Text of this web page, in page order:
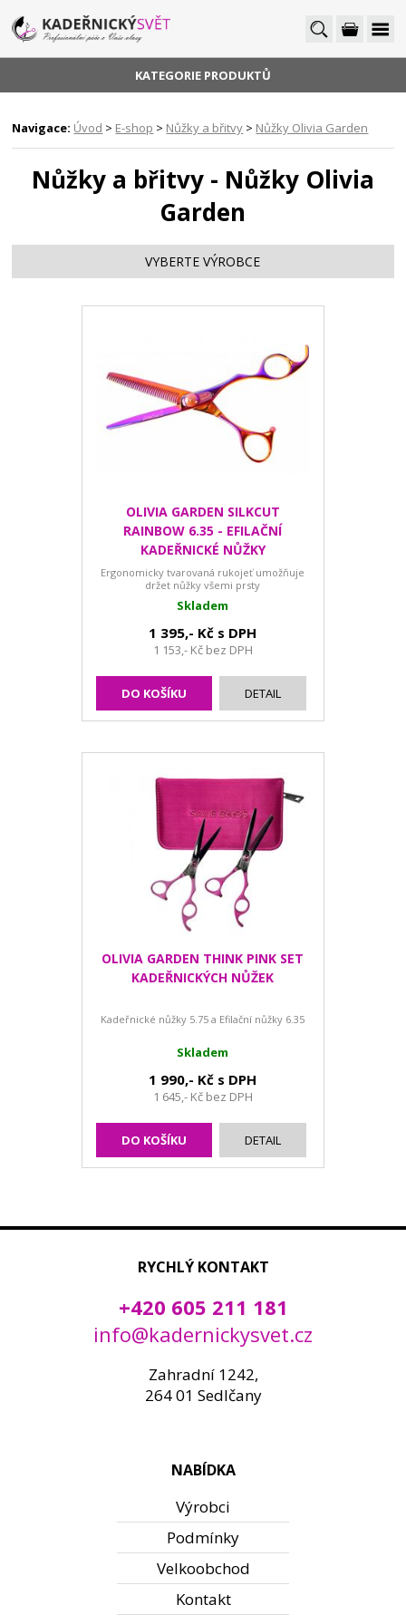
KATEGORIE PRODUKTŮ
Navigace: Úvod > E-shop > Nůžky a břitvy > Nůžky Olivia Garden
Nůžky a břitvy - Nůžky Olivia
Garden
VYBERTE VÝROBCE
OLIVIA GARDEN SILKCUT
RAINBOW 6.35 - EFILAČNÍ
KADEŘNICKÉ NŮŽKY
Ergonomicky tvarovaná rukojeť umožňuje
držet nůžky všemi prsty
Skladem
1 395,- Kč s DPH
1 153,- Kč bez DPH
DO KOŠÍKU DETAIL
OLIVIA GARDEN THINK PINK SET
KADEŘNICKÝCH NŮŽEK
Kadeřnické nůžky 5.75 a Efilační nůžky 6.35
Skladem
1 990,- Kč s DPH
1 645,- Kč bez DPH
DO KOŠÍKU DETAIL
RYCHLÝ KONTAKT
+420 605 211 181
info@kadernickysvet.cz
Zahradní 1242,
264 01 Sedlčany
NABÍDKA
Výrobci
Podmínky
Velkoobchod
Kontakt